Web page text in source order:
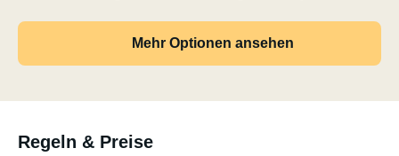
Mehr Optionen ansehen
Regeln & Preise